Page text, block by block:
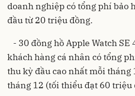
doanh nghiệp có tổng phí bảo
đầu từ 20 triệu đồng.
- 30 đồng hồ Apple Watch
khách hàng cá nhân có tổng
thu kỳ đầu cao nhất mỗi tháng
tháng 12 (tối thiểu đạt 60 triệu